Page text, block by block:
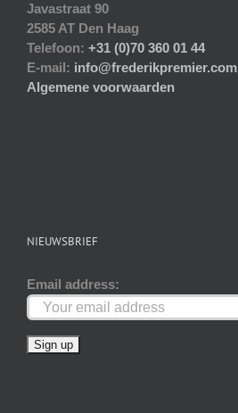
Javastraat 90
2585 AT Den Haag
Telefoon: +31 (0)70 360 01 44
E-mail: info@frederikpremier.com
Algemene voorwaarden
NIEUWSBRIEF
Email address: